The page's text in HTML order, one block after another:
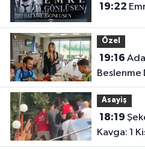
19:22
Özel
19:16
Beslenme
Özbay’ın
Asayiş
18:19
Kavga: 1